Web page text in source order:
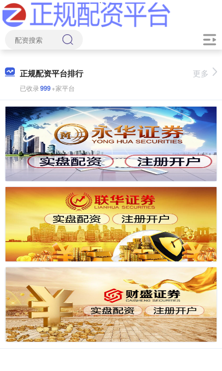
正规配资平台排行
已收录999+家平台
更多